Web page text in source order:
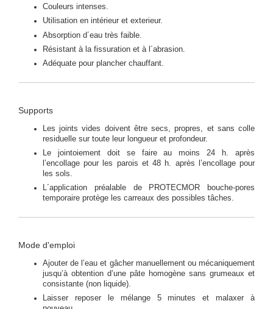
Couleurs intenses.
Utilisation en intérieur et exterieur.
Absorption d´eau très faible.
Résistant à la fissuration et à l´abrasion.
Adéquate pour plancher chauffant.
Supports
Les joints vides doivent être secs, propres, et sans colle
residuelle sur toute leur longueur et profondeur.
Le jointoiement doit se faire au moins 24 h. après
l’encollage pour les parois et 48 h. après l’encollage pour
les sols.
L´application préalable de PROTECMOR bouche-pores
temporaire protège les carreaux des possibles tâches.
Mode d'emploi
Ajouter de l’eau et gâcher manuellement ou mécaniquement
jusqu’à obtention d’une pâte homogène sans grumeaux et
consistante (non liquide).
Laisser reposer le mélange 5 minutes et malaxer à